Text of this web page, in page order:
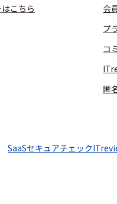
こちら
会
プ
コ
匿
SaaSセキュアチェック